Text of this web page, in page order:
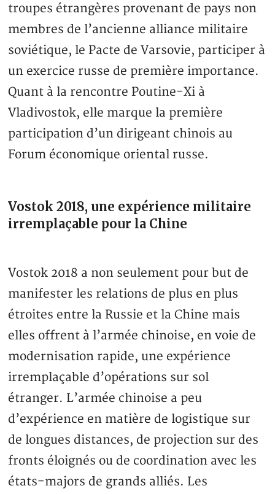
troupes étrangères provenant de pays non
membres de l’ancienne alliance militaire
soviétique, le Pacte de Varsovie, participer à
un exercice russe de première importance.
Quant à la rencontre Poutine-Xi à
Vladivostok, elle marque la première
participation d’un dirigeant chinois au
Forum économique oriental russe.
Vostok 2018, une expérience militaire
irremplaçable pour la Chine
Vostok 2018 a non seulement pour but de
manifester les relations de plus en plus
étroites entre la Russie et la Chine mais
elles offrent à l’armée chinoise, en voie de
modernisation rapide, une expérience
irremplaçable d’opérations sur sol
étranger. L’armée chinoise a peu
d’expérience en matière de logistique sur
de longues distances, de projection sur des
fronts éloignés ou de coordination avec les
états-majors de grands alliés. Les